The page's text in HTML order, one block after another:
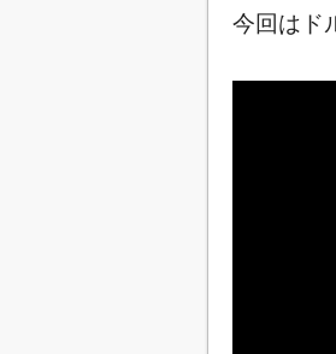
今回はド